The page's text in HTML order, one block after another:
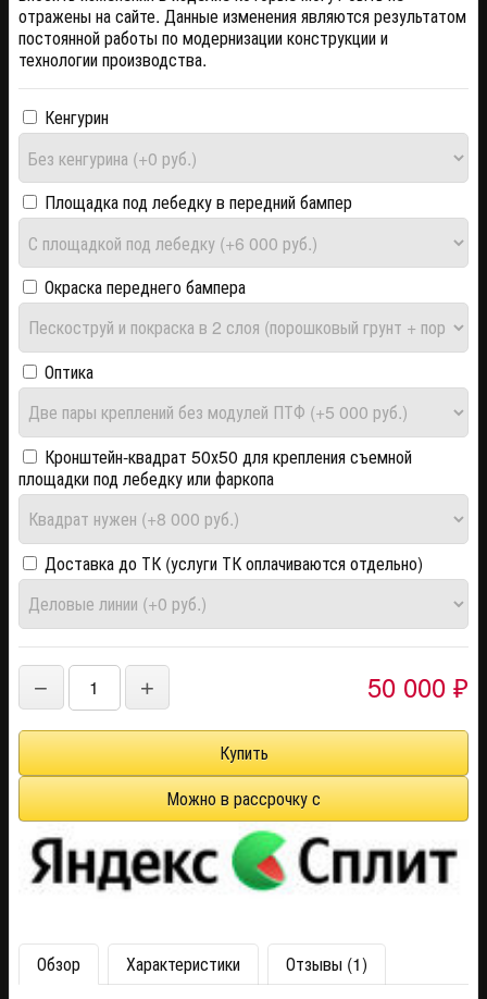
отражены на сайте. Данные изменения являются результатом
постоянной работы по модернизации конструкции и
технологии производства.
Кенгурин
Площадка под лебедку в передний бампер
Окраска переднего бампера
Оптика
Кронштейн-квадрат 50х50 для крепления съемной
площадки под лебедку или фаркопа
Доставка до ТК (услуги ТК оплачиваются отдельно)
− + 50 000 ₽
Обзор Характеристики
Отзывы (1)